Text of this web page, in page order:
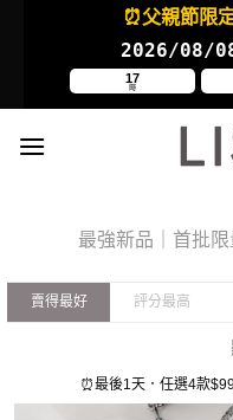
⏰父親節限
2026/08/
17
時
最強新品｜首批限
賣得最好 評分最高
⏰最後1天．任選4款